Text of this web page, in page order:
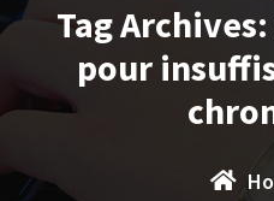
Tag
pour